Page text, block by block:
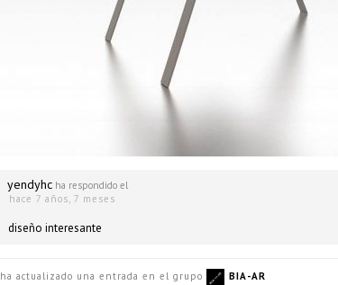
yendyhc ha respondido el
hace 7 años, 7 meses
diseño interesante
ha actualizado una entrada en el grupo
BIA-AR